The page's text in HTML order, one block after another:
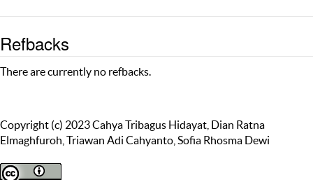
Refbacks
There are currently no refbacks.
Copyright (c) 2023 Cahya Tribagus Hidayat, Dian Ratna
Elmaghfuroh, Triawan Adi Cahyanto, Sofia Rhosma Dewi